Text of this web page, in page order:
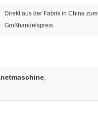
Direkt aus der Fabrik in China zum
Großhandelspreis
,